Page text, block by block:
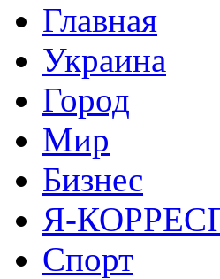
Главная
Украина
Город
Мир
Бизнес
Я-
Спорт